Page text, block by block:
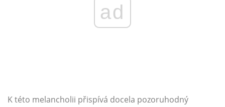
ad
K této melancholii přispívá docela pozoruhodný